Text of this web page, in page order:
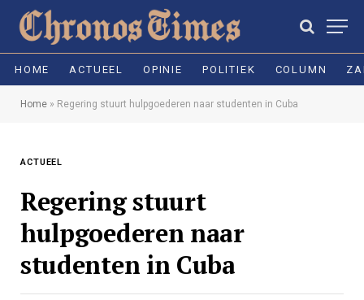
HOME ACTUEEL OPINIE POLITIEK COLUMN
Home » Regering stuurt hulpgoederen naar studenten in Cuba
ACTUEEL
Regering stuurt
hulpgoederen naar
studenten in Cuba